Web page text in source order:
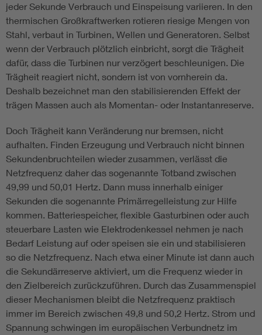
jeder Sekunde Verbrauch und Einspeisung variieren. In den
thermischen Großkraftwerken rotieren riesige Mengen von
Stahl, verbaut in Turbinen, Wellen und Generatoren. Selbst
wenn der Verbrauch plötzlich einbricht, sorgt die Trägheit
dafür, dass die Turbinen nur verzögert beschleunigen. Die
Trägheit reagiert nicht, sondern ist von vornherein da.
Deshalb bezeichnet man den stabilisierenden Effekt der
trägen Massen auch als Momentan- oder Instantanreserve.
Doch Trägheit kann Veränderung nur bremsen, nicht
aufhalten. Finden Erzeugung und Verbrauch nicht binnen
Sekundenbruchteilen wieder zusammen, verlässt die
Netzfrequenz daher das sogenannte Totband zwischen
49,99 und 50,01 Hertz. Dann muss innerhalb einiger
Sekunden die sogenannte Primärregelleistung zur Hilfe
kommen. Batteriespeicher, flexible Gasturbinen oder auch
steuerbare Lasten wie Elektrodenkessel nehmen je nach
Bedarf Leistung auf oder speisen sie ein und stabilisieren
so die Netzfrequenz. Nach etwa einer Minute ist dann auch
die Sekundärreserve aktiviert, um die Frequenz wieder in
den Zielbereich zurückzuführen. Durch das Zusammenspiel
dieser Mechanismen bleibt die Netzfrequenz praktisch
immer im Bereich zwischen 49,8 und 50,2 Hertz. Strom und
Spannung schwingen im europäischen Verbundnetz im